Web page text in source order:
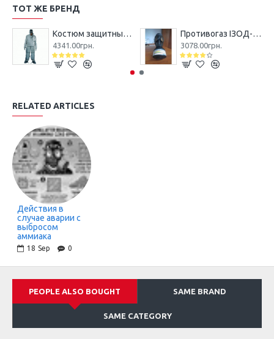
ТОТ ЖЕ БРЕНД
Костюм защитный Л-1 (легкий)
4341.00грн.
Противогаз ІЗОД-1 SIGMA CBRN
3078.00грн.
RELATED ARTICLES
Действия в
случае аварии с
выбросом
аммиака
18 Sep 0
PEOPLE ALSO BOUGHT SAME BRAND
SAME CATEGORY